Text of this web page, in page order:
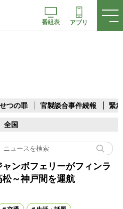
番組表 アプリ
つの罪 官製談合事件続報 緊
全国
ンボフェリーがフィンラ
～神戸間を運航